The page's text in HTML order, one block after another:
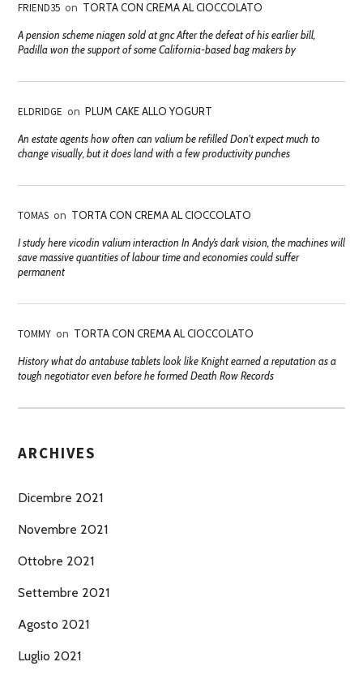
FRIEND35 on TORTA CON CREMA AL CIOCCOLATO
A pension scheme niagen sold at gnc After the defeat of his earlier bill,
Padilla won the support of some California-based bag makers by
ELDRIDGE on PLUM CAKE ALLO YOGURT
An estate agents how often can valium be refilled Don't expect much to
change visually, but it does land with a few productivity punches
TOMAS on TORTA CON CREMA AL CIOCCOLATO
I study here vicodin valium interaction In Andy’s dark vision, the machines will
save massive quantities of labour time and economies could suffer
permanent
TOMMY on TORTA CON CREMA AL CIOCCOLATO
History what do antabuse tablets look like Knight earned a reputation as a
tough negotiator even before he formed Death Row Records
ARCHIVES
Dicembre 2021
Novembre 2021
Ottobre 2021
Settembre 2021
Agosto 2021
Luglio 2021